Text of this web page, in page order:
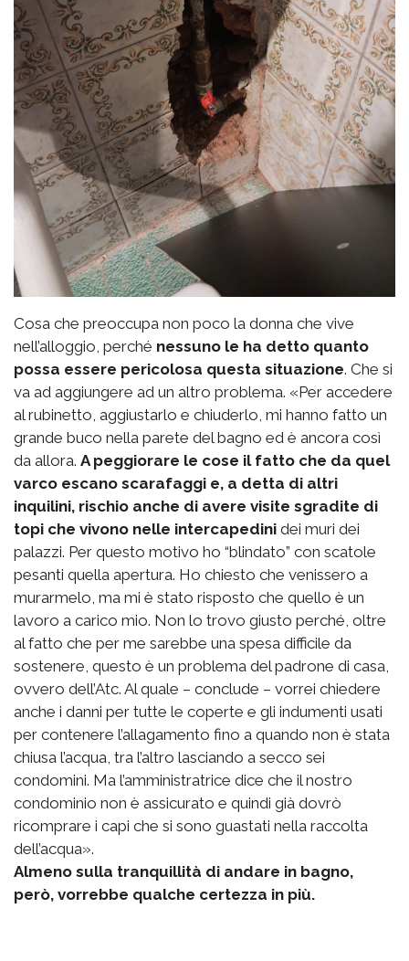
Cosa che preoccupa non poco la donna che vive
nell’alloggio, perché nessuno le ha detto quanto
possa essere pericolosa questa situazione. Che si
va ad aggiungere ad un altro problema. «Per accedere
al rubinetto, aggiustarlo e chiuderlo, mi hanno fatto un
grande buco nella parete del bagno ed è ancora così
da allora. A peggiorare le cose il fatto che da quel
varco escano scarafaggi e, a detta di altri
inquilini, rischio anche di avere visite sgradite di
topi che vivono nelle intercapedini dei muri dei
palazzi. Per questo motivo ho “blindato” con scatole
pesanti quella apertura. Ho chiesto che venissero a
murarmelo, ma mi è stato risposto che quello è un
lavoro a carico mio. Non lo trovo giusto perché, oltre
al fatto che per me sarebbe una spesa difficile da
sostenere, questo è un problema del padrone di casa,
ovvero dell’Atc. Al quale – conclude – vorrei chiedere
anche i danni per tutte le coperte e gli indumenti usati
per contenere l’allagamento fino a quando non è stata
chiusa l’acqua, tra l’altro lasciando a secco sei
condomini. Ma l’amministratrice dice che il nostro
condominio non è assicurato e quindi già dovrò
ricomprare i capi che si sono guastati nella raccolta
dell’acqua».
Almeno sulla tranquillità di andare in bagno,
però, vorrebbe qualche certezza in più.